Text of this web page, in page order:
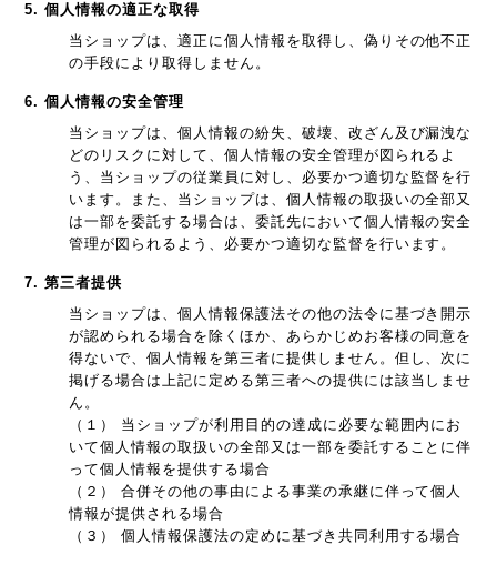
5. 個人情報の適正な取得
当ショップは、適正に個人情報を取得し、偽りその他不正
の手段により取得しません。
6. 個人情報の安全管理
当ショップは、個人情報の紛失、破壊、改ざん及び漏洩な
どのリスクに対して、個人情報の安全管理が図られるよ
う、当ショップの従業員に対し、必要かつ適切な監督を行
います。また、当ショップは、個人情報の取扱いの全部又
は一部を委託する場合は、委託先において個人情報の安全
管理が図られるよう、必要かつ適切な監督を行います。
7. 第三者提供
当ショップは、個人情報保護法その他の法令に基づき開示
が認められる場合を除くほか、あらかじめお客様の同意を
得ないで、個人情報を第三者に提供しません。但し、次に
掲げる場合は上記に定める第三者への提供には該当しませ
ん。
（１） 当ショップが利用目的の達成に必要な範囲内にお
いて個人情報の取扱いの全部又は一部を委託することに伴
って個人情報を提供する場合
（２） 合併その他の事由による事業の承継に伴って個人
情報が提供される場合
（３） 個人情報保護法の定めに基づき共同利用する場合